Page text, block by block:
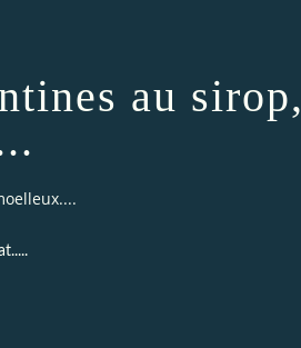
au sirop,